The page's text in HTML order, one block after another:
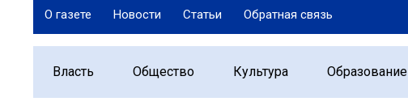
О газете Новости Статьи Обратная связь
Власть Общество Культура Образование